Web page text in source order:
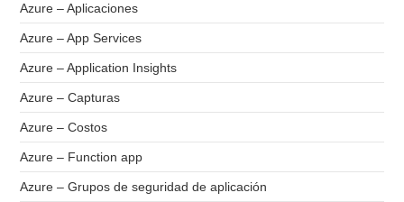
Azure – Aplicaciones
Azure – App Services
Azure – Application Insights
Azure – Capturas
Azure – Costos
Azure – Function app
Azure – Grupos de seguridad de aplicación